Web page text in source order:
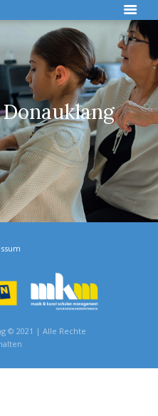
Donauklang
© 2021 | Alle Rechte